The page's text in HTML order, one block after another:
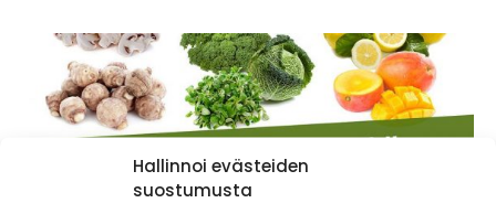
Hallinnoi evästeiden
suostumusta